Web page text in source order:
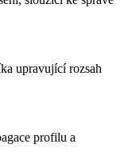
upravující rozsah
profilu a